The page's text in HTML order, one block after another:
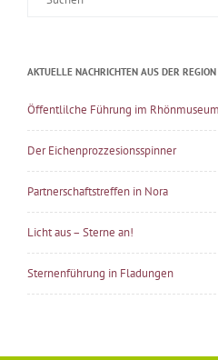
AKTUELLE NACHRICHTEN AUS DER REGION
Öffentlilche Führung im
Der Eichenprozzesionsspinner
Partnerschaftstreffen in Nora
Licht aus – Sterne an!
Sternenführung in Fladungen